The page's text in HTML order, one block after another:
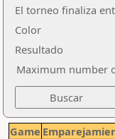
El torneo finaliza
Color
Resultado
Maximum number
Game